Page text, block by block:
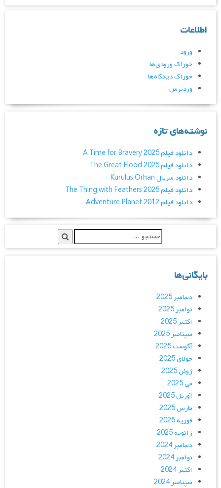
اطلاعات
ورود
خوراک ورودی‌ها
خوراک دیدگاه‌ها
وردپرس
نوشته‌های تازه
دانلود فیلم A Time for Bravery 2025
دانلود فیلم The Great Flood 2025
دانلود سریال Kurulus Orhan
دانلود فیلم The Thing with Feathers 2025
دانلود فیلم Adventure Planet 2012
بایگانی‌ها
دسامبر 2025
نوامبر 2025
اکتبر 2025
سپتامبر 2025
آگوست 2025
جولای 2025
ژوئن 2025
می 2025
آوریل 2025
مارس 2025
فوریه 2025
ژانویه 2025
دسامبر 2024
نوامبر 2024
اکتبر 2024
سپتامبر 2024